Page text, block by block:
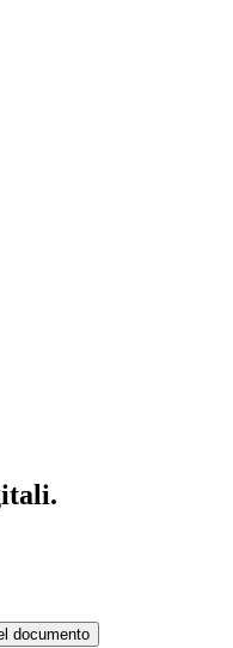
documento